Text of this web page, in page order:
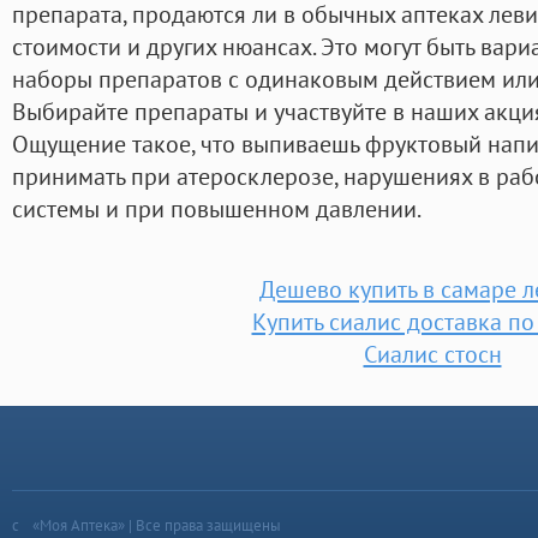
препарата, продаются ли в обычных аптеках
стоимости и других нюансах. Это могут быть
наборы препаратов с одинаковым действием
Выбирайте препараты и участвуйте в наших
Ощущение такое, что выпиваешь фруктовый
принимать при атеросклерозе, нарушениях в
системы и при повышенном давлении.
Дешево купить в самаре
Купить сиалис доставка
Сиалис стосн
«Моя Аптека» | Все права защищены